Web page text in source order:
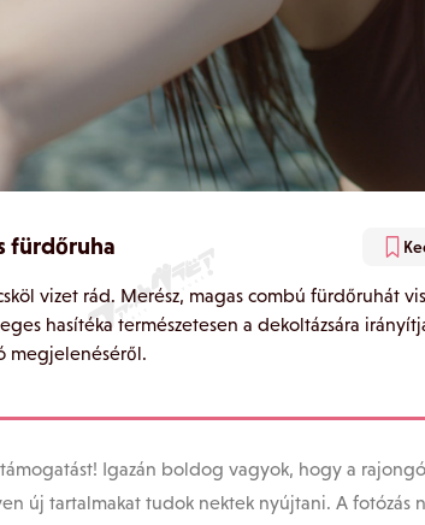
fürdőruha
vizet rád. Merész, magas combú fürdőruhát
hasítéka természetesen a dekoltázsára
megjelenéséről.
Igazán boldog vagyok, hogy a
új tartalmakat tudok nektek nyújtani. A fotózás